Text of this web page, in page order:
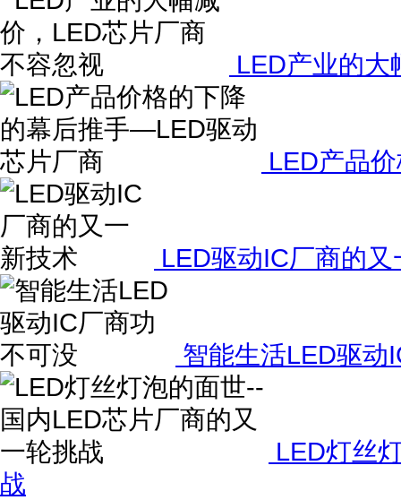
LED产业的大
LED产品
LED驱动IC厂商的
智能生活LED驱动
LED灯丝
战